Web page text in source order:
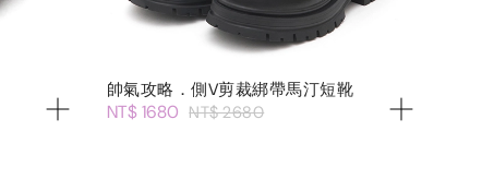
帥氣攻略．側V剪裁綁帶馬汀短靴
NT$ 1680 NT$ 2680